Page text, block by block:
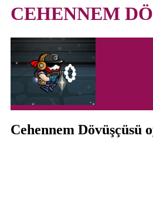
CEHENNEM
Cehennem Dövüşçüsü